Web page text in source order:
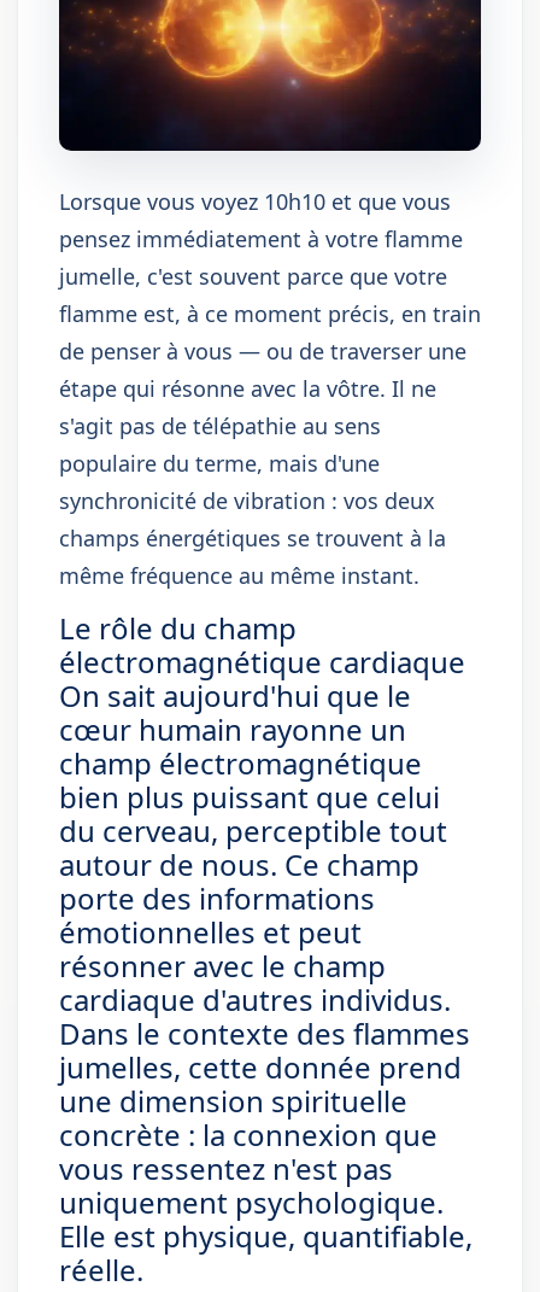
Lorsque vous voyez 10h10 et que vous
pensez immédiatement à votre flamme
jumelle, c'est souvent parce que votre
flamme est, à ce moment précis, en train
de penser à vous — ou de traverser une
étape qui résonne avec la vôtre. Il ne
s'agit pas de télépathie au sens
populaire du terme, mais d'une
synchronicité de vibration : vos deux
champs énergétiques se trouvent à la
même fréquence au même instant.
Le rôle du champ
électromagnétique cardiaque
On sait aujourd'hui que le
cœur humain rayonne un
champ électromagnétique
bien plus puissant que celui
du cerveau, perceptible tout
autour de nous. Ce champ
porte des informations
émotionnelles et peut
résonner avec le champ
cardiaque d'autres individus.
Dans le contexte des flammes
jumelles, cette donnée prend
une dimension spirituelle
concrète : la connexion que
vous ressentez n'est pas
uniquement psychologique.
Elle est physique, quantifiable,
réelle.